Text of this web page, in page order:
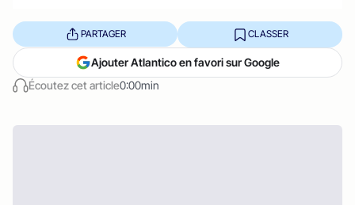
Écoutez cet article0:00min
PARTAGER CLASSER
Ajouter Atlantico en favori sur Google